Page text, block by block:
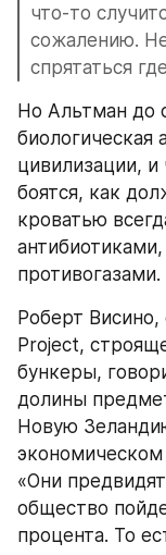
что-то
сожалению.
спрятаться
Но Альтман до
биологическая
цивилизации, и
боятся, как
кроватью
противогазами.
Роберт
Project,
бункеры,
долины
Новую
«Они
общество
процента. То